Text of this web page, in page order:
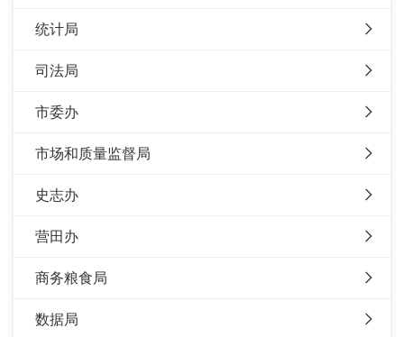
统计局
司法局
市委办
市场和质量监督局
史志办
营田办
商务粮食局
数据局